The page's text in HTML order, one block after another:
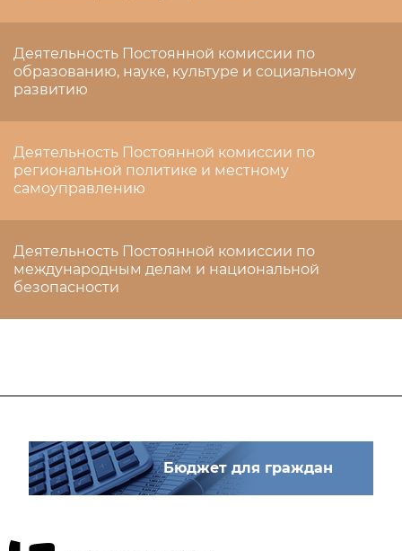
Деятельность Постоянной комиссии по
образованию, науке, культуре и социальному
развитию
Деятельность Постоянной комиссии по
региональной политике и местному
самоуправлению
Деятельность Постоянной комиссии по
международным делам и национальной
безопасности
Бюджет для граждан